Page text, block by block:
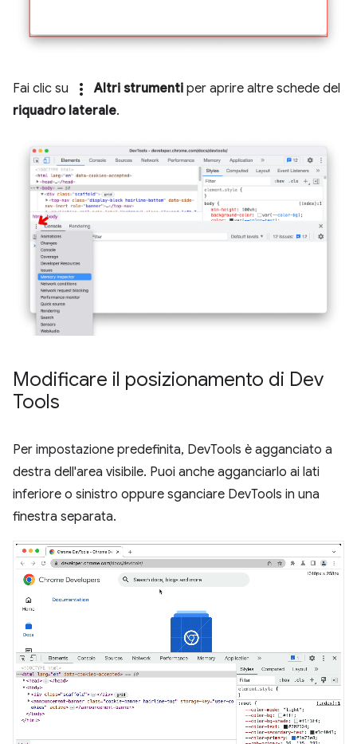
Fai clic su more_vert Altri strumenti per aprire altre schede del
riquadro laterale.
Modificare il posizionamento di Dev
Tools
Per impostazione predefinita, DevTools è agganciato a
destra dell'area visibile. Puoi anche agganciarlo ai lati
inferiore o sinistro oppure sganciare DevTools in una
finestra separata.